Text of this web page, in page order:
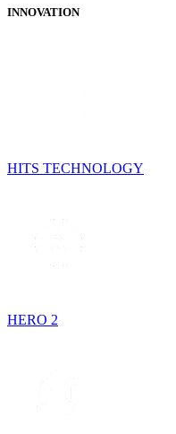
INNOVATION
HITS TECHNOLOGY
HERO 2